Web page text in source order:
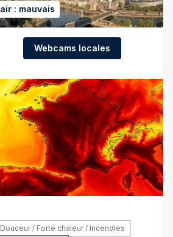
air : mauvais
Webcams locales
Douceur / Forte chaleur / Incendies